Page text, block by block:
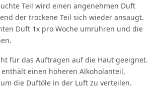
Teil wird einen angenehmen Duft
der trockene Teil sich wieder ansaugt.
Duft 1x pro Woche umrühren und die
für das Auftragen auf die Haut geeignet.
einen höheren Alkoholanteil,
die Duftöle in der Luft zu verteilen.